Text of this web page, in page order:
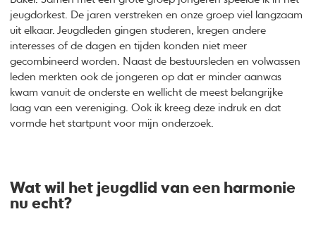
jeugdorkest. De jaren verstreken en onze groep viel langzaam
uit elkaar. Jeugdleden gingen studeren, kregen andere
interesses of de dagen en tijden konden niet meer
gecombineerd worden. Naast de bestuursleden en volwassen
leden merkten ook de jongeren op dat er minder aanwas
kwam vanuit de onderste en wellicht de meest belangrijke
laag van een vereniging. Ook ik kreeg deze indruk en dat
vormde het startpunt voor mijn onderzoek.
Wat wil het jeugdlid van een harmonie
nu echt?